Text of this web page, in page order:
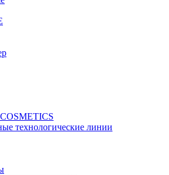
технологические линии